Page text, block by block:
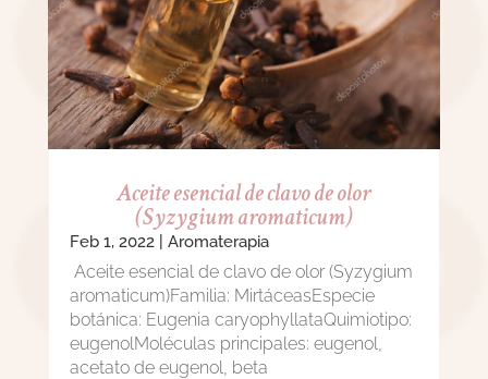
Aceite esencial de clavo de olor
(Syzygium aromaticum)
Feb 1, 2022| Aromaterapia
Aceite esencial de clavo de olor (Syzygium
aromaticum)Familia: MirtáceasEspecie
botánica: Eugenia caryophyllataQuimiotipo:
eugenolMoléculas principales: eugenol,
acetato de eugenol, beta